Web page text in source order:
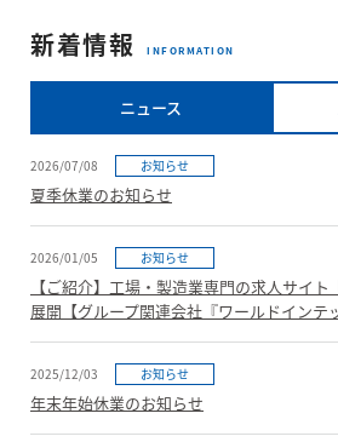
新着情報 INFORMATION
ニュース
2026/07/08 お知らせ
夏季休業のお知らせ
2026/01/05 お知らせ
【ご紹介】工場・製造業専門の求人サイ
展開【グループ関連会社『ワールドインテ
2025/12/03 お知らせ
年末年始休業のお知らせ